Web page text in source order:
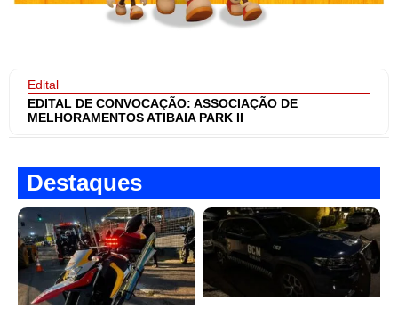
Edital
EDITAL DE CONVOCAÇÃO: ASSOCIAÇÃO DE
MELHORAMENTOS ATIBAIA PARK II
Destaques